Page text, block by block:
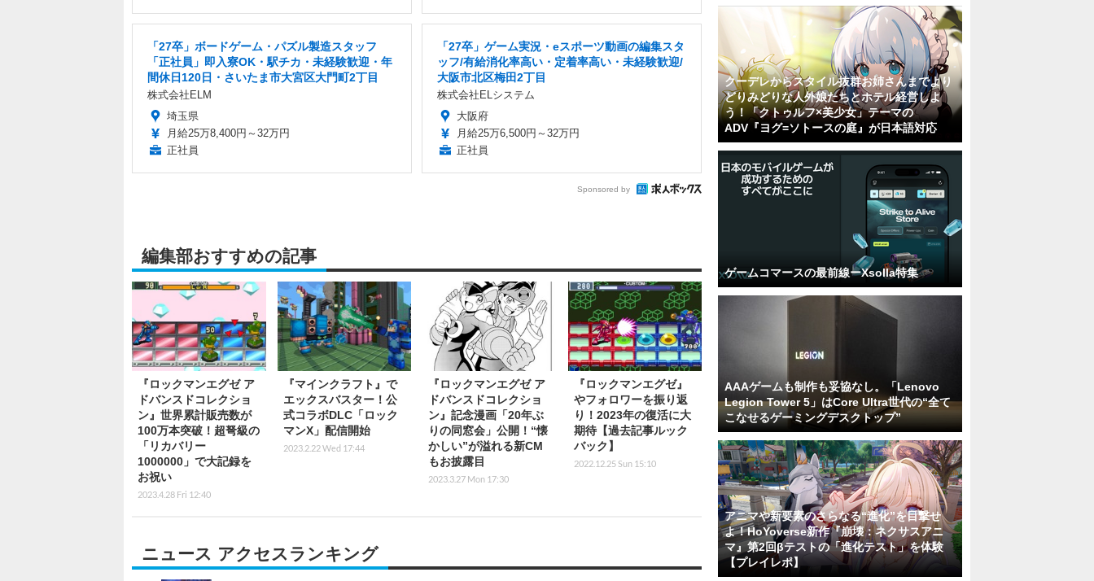
「27卒」ボードゲーム・パズル製造スタッフ
「正社員」即入寮OK・駅チカ・未経験歓迎・年
間休日120日・さいたま市大宮区大門町2丁目
株式会社ELM
埼玉県
月給25万8,400円～32万円
正社員
「27卒」ゲーム実況・eスポーツ動画の編集スタ
ッフ/有給消化率高い・定着率高い・未経験歓迎/
大阪市北区梅田2丁目
株式会社ELシステム
大阪府
月給25万6,500円～32万円
正社員
Sponsored by
編集部おすすめの記事
『ロックマンエグゼ ア
ドバンスドコレクショ
ン』世界累計販売数が
100万本突破！超弩級の
「リカバリー
1000000」で大記録を
お祝い
2023.4.28 Fri 12:40
『マインクラフト』で
エックスバスター！公
式コラボDLC「ロック
マンX」配信開始
2023.2.22 Wed 17:44
『ロックマンエグゼ ア
ドバンスドコレクショ
ン』記念漫画「20年ぶ
りの同窓会」公開！“懐
かしい”が溢れる新CM
もお披露目
2023.3.27 Mon 17:30
『ロックマンエグゼ』
やフォロワーを振り返
り！2023年の復活に大
期待【過去記事ルック
バック】
2022.12.25 Sun 15:10
ニュース アクセスランキング
クーデレからスタイル抜群お姉さんまでより
どりみどりな人外娘たちとホテル経営しよ
う！「クトゥルフ×美少女」テーマの
ADV『ヨグ=ソトースの庭』が日本語対応
ゲームコマースの最前線ーXsolla特集
AAAゲームも制作も妥協なし。「Lenovo
Legion Tower 5」はCore Ultra世代の“全て
こなせるゲーミングデスクトップ”
アニマや新要素のさらなる“進化”を目撃せ
よ！HoYoverse新作『崩壊：ネクサスアニ
マ』第2回βテストの「進化テスト」を体験
【プレイレポ】